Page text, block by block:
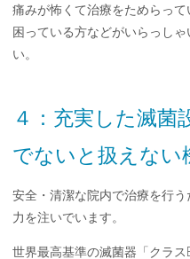
痛みが怖くて治療をためらっ
困っている方などがいらっし
い。
４：充実した滅菌
でないと扱えない
安全・清潔な院内で治療を行
力を注いでいます。
世界最高基準の滅菌器「クラ